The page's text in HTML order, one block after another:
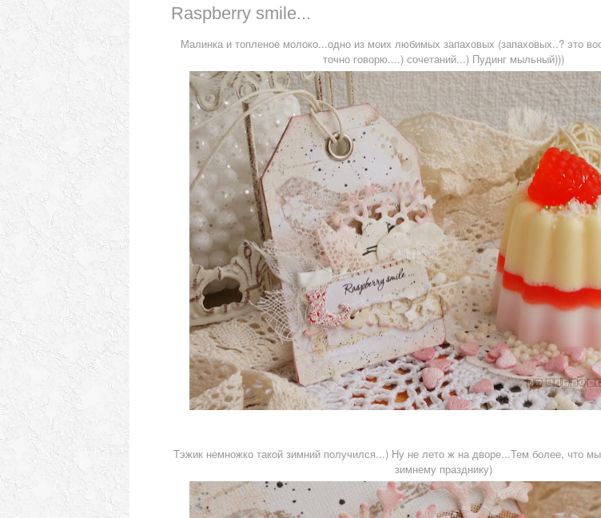
Raspberry smile...
Малинка и топленое молоко...одно из моих любимых запаховых (запаховых..? это
точно говорю....) сочетаний...) Пудинг мыльный)))
Тэжик немножко такой зимний получился...) Ну не лето ж на дворе...Тем более, что
зимнему празднику)